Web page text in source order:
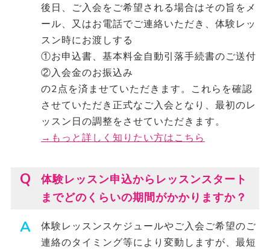
後日、ご入会をご希望される場合はその旨をメ
ール、又はお電話でご連絡いただき、体験レッ
スン時にお渡しする
①お申込書、基本料金自動引落手続書のご送付
②入会金のお振込み
の2点を済ませていただきます。これらを確認
させていただき正式なご入会となり、最初のレ
ッスン日の調整をさせていただきます。
→もっと詳しく知りたい方はこちら
体験レッスン申込からレッスンスタート
までどのくらいの期間がかかりますか？
体験レッスンスケジュールやご入会ご希望のご
連絡のタイミング等により変動しますが、最短